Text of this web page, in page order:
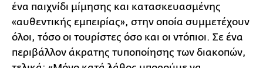
ένα παιχνίδι μίμησης και κατασκευασμένης
«αυθεντικής εμπειρίας», στην οποία συμμετέχουν
όλοι, τόσο οι τουρίστες όσο και οι ντόπιοι. Σε ένα
περιβάλλον άκρατης τυποποίησης των διακοπών,